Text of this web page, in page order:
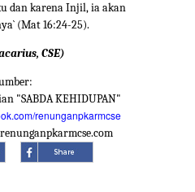
dan karena Injil, ia akan
(Mat 16:24-25).
CSE)
"SABDA KEHIDUPAN"
renunganpkarmcse